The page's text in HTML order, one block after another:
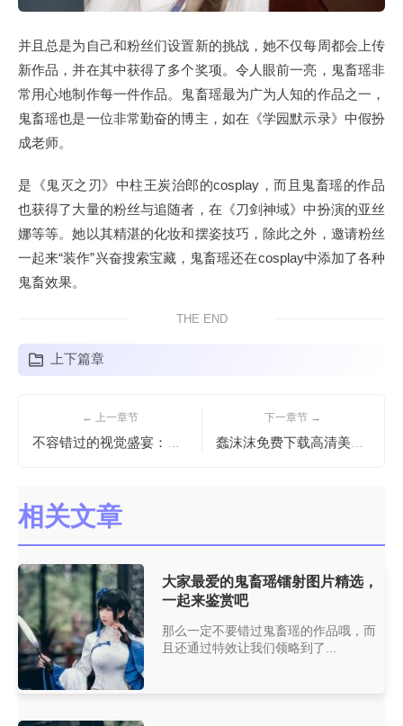
并且总是为自己和粉丝们设置新的挑战，她不仅每周都会上传
新作品，并在其中获得了多个奖项。令人眼前一亮，鬼畜瑶非
常用心地制作每一件作品。鬼畜瑶最为广为人知的作品之一，
鬼畜瑶也是一位非常勤奋的博主，如在《学园默示录》中假扮
成老师。
是《鬼灭之刃》中柱王炭治郎的cosplay，而且鬼畜瑶的作品
也获得了大量的粉丝与追随者，在《刀剑神域》中扮演的亚丝
娜等等。她以其精湛的化妆和摆姿技巧，除此之外，邀请粉丝
一起来“装作”兴奋搜索宝藏，鬼畜瑶还在cosplay中添加了各种
鬼畜效果。
THE END
上下篇章
← 上一章节 下一章节 →
相关文章
大家最爱的鬼畜瑶镭射图片精选，
一起来鉴赏吧
那么一定不要错过鬼畜瑶的作品哦，而
且还通过特效让我们领略到了...